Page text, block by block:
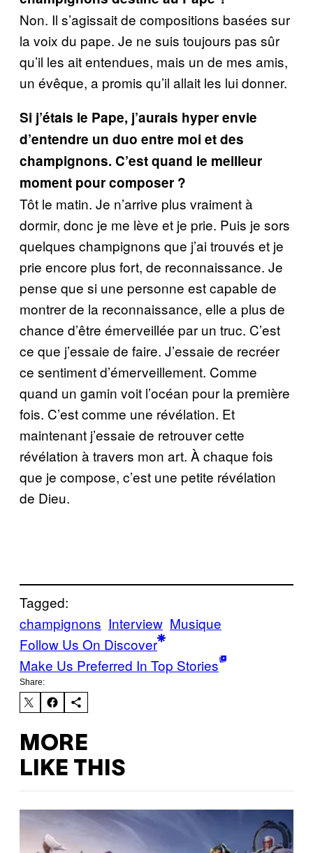
Non. Il s’agissait de compositions basées sur
la voix du pape. Je ne suis toujours pas sûr
qu’il les ait entendues, mais un de mes amis,
un évêque, a promis qu’il allait les lui donner.
Si j’étais le Pape, j’aurais hyper envie
d’entendre un duo entre moi et des
champignons. C’est quand le meilleur
moment pour composer ?
Tôt le matin. Je n’arrive plus vraiment à
dormir, donc je me lève et je prie. Puis je sors
quelques champignons que j’ai trouvés et je
prie encore plus fort, de reconnaissance. Je
pense que si une personne est capable de
montrer de la reconnaissance, elle a plus de
chance d’être émerveillée par un truc. C’est
ce que j’essaie de faire. J’essaie de recréer
ce sentiment d’émerveillement. Comme
quand un gamin voit l’océan pour la première
fois. C’est comme une révélation. Et
maintenant j’essaie de retrouver cette
révélation à travers mon art. À chaque fois
que je compose, c’est une petite révélation
de Dieu.
Tagged:
champignons Interview Musique
Follow Us On Discover
Make Us Preferred In Top Stories
Share:
MORE
LIKE THIS